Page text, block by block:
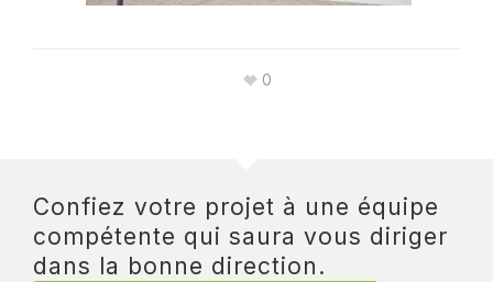
0
Confiez votre projet à une équipe
compétente qui saura vous diriger
dans la bonne direction.